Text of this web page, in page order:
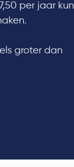
per jaar kun
groter dan